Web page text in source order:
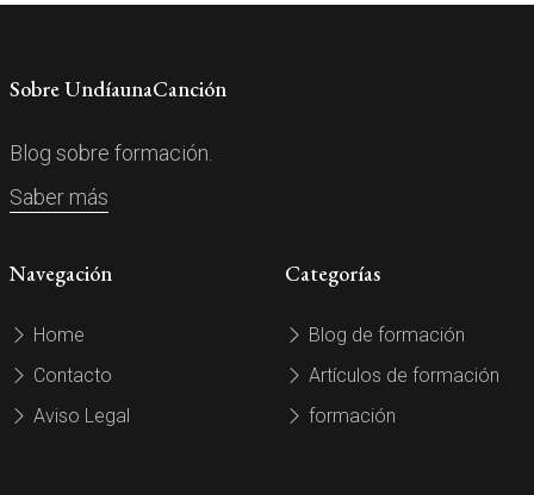
Sobre UndíaunaCanción
Blog sobre formación.
Saber más
Navegación
Home
Contacto
Aviso Legal
Categorías
Blog de formación
Artículos de formación
formación